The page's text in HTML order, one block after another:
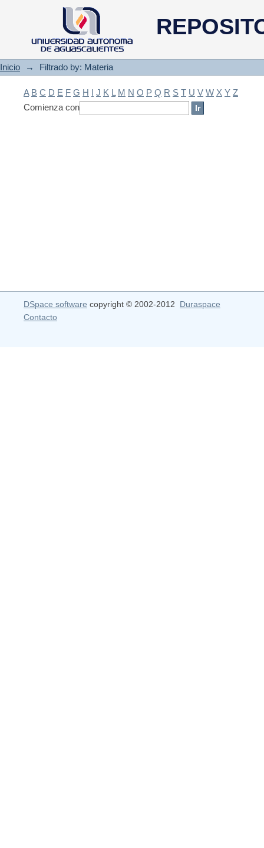
Filtrado by: Materia
Inicio → Filtrado by: Materia
A B C D E F G H I J K L M N O P Q R S T U V W X Y Z
Comienza con
DSpace software copyright © 2002-2012 Duraspace
Contacto